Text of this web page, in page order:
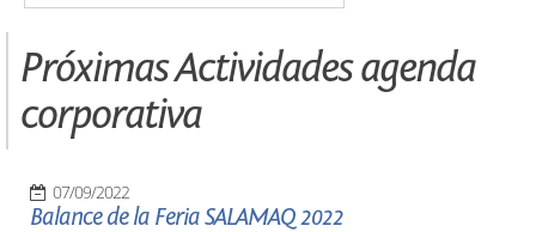
Próximas Actividades agenda
corporativa
07/09/2022
Balance de la Feria SALAMAQ 2022